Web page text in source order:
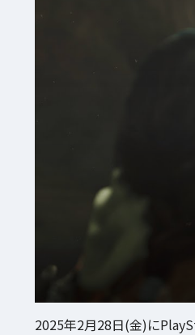
2025年2月28日(金)に